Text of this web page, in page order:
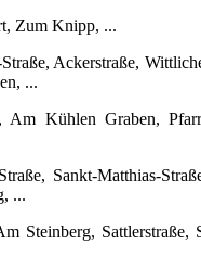
Zum Knipp, ...
Ackerstraße,
...
Kühlen Graben,
Sankt-Matthias-
...
Steinberg, Sattlerstraße,